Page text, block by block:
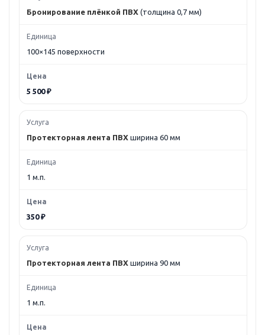
Бронирование плёнкой ПВХ (толщина 0,7 мм)
100×145 поверхности
5 500 ₽
Протекторная лента ПВХ ширина 60 мм
1 м.п.
350 ₽
Протекторная лента ПВХ ширина 90 мм
1 м.п.